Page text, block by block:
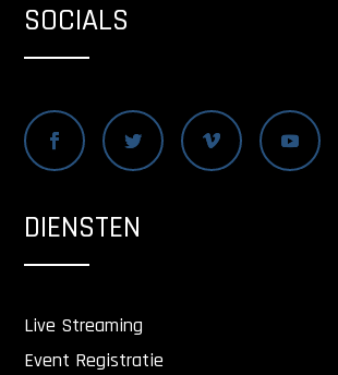
SOCIALS
DIENSTEN
Live Streaming
Event Registratie